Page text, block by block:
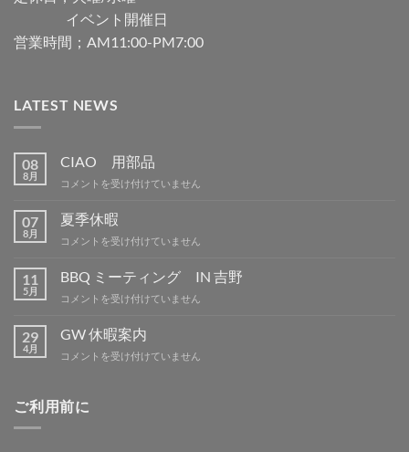
イベント開催日
営業時間；AM11:00-PM7:00
LATEST NEWS
08
8月
CIAO 用部品
CIAO
部
品
は
コメントを受け付けていません
07
8月
夏季休暇
夏
休
暇
は
コメントを受け付けていません
11
5月
BBQ ミーティング IN 吉野
BBQ
ー
テ
ィ
IN
コメントを受け付けていません
29
4月
GW 休暇案内
GW
案
内
コメントを受け付けていません
ご利用前に